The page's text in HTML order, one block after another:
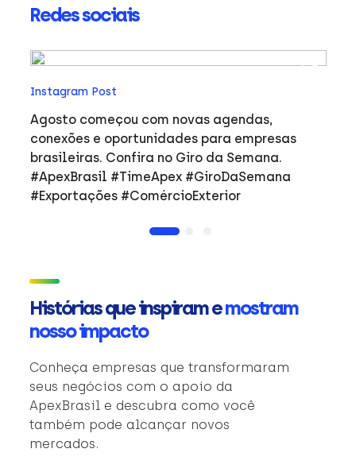
Redes sociais
Instagram Post
Agosto começou com novas agendas,
conexões e oportunidades para empresas
brasileiras. Confira no Giro da Semana.
#ApexBrasil #TimeApex #GiroDaSemana
#Exportações #ComércioExterior
Histórias que inspiram emostram
nosso impacto
Conheça empresas que transformaram
seus negócios com o apoio da
ApexBrasil e descubra como você
também pode alcançar novos
mercados.